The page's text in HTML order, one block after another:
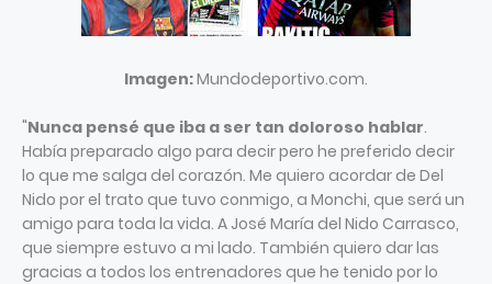
Imagen:Mundodeportivo.com.
"Nunca pensé que iba a ser tan doloroso hablar.
Había preparado algo para decir pero he preferido decir
lo que me salga del corazón. Me quiero acordar de Del
Nido por el trato que tuvo conmigo, a Monchi, que será un
amigo para toda la vida. A José María del Nido Carrasco,
que siempre estuvo a mi lado. También quiero dar las
gracias a todos los entrenadores que he tenido por lo